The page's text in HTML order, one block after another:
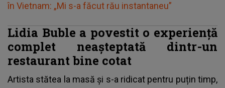
în Vietnam: „Mi s-a făcut rău instantaneu”
Lidia Buble a povestit o experiență
complet neașteptată dintr-un
restaurant bine cotat
Artista stătea la masă și s-a ridicat pentru puțin timp,